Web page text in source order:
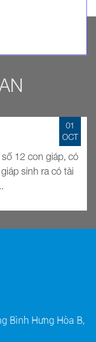
01
OCT
số 12 con giáp, có
sinh ra có tài
Bình Hưng Hòa B,